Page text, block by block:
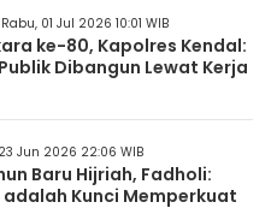
Rabu, 01 Jul 2026 10:01 WIB
ke-80, Kapolres Kendal:
Dibangun Lewat Kerja
Jun 2026 22:06 WIB
Baru Hijriah, Fadholi:
Kunci Memperkuat